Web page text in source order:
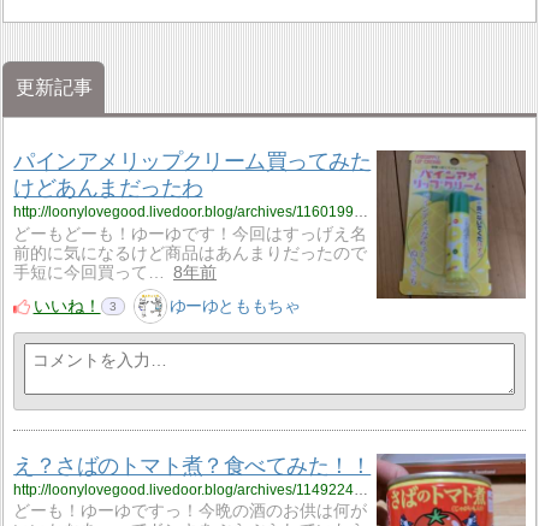
更新記事
パインアメリップクリーム買ってみた
けどあんまだったわ
http://loonylovegood.livedoor.blog/archives/11601992.html
どーもどーも！ゆーゆです！今回はすっげえ名
前的に気になるけど商品はあんまりだったので
手短に今回買って…
8年前
いいね！
3 ゆーゆとももちゃ
え？さばのトマト煮？食べてみた！！
どーも！ゆーゆですっ！今晩の酒のお供は何が